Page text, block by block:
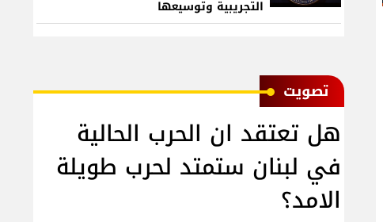
التجريبية وتوسيعها
ﺗﺼﻮﻳﺖ
هل تعتقد ان الحرب الحالية
في لبنان ستمتد لحرب طويلة
الامد؟